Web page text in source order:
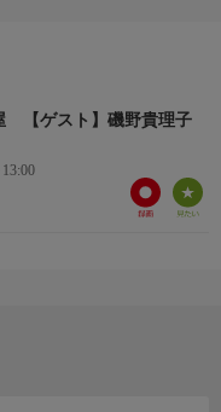
ストの魅力に迫る、長
は、テレビ朝日系列で
します。
【ゲスト】磯野貴理子